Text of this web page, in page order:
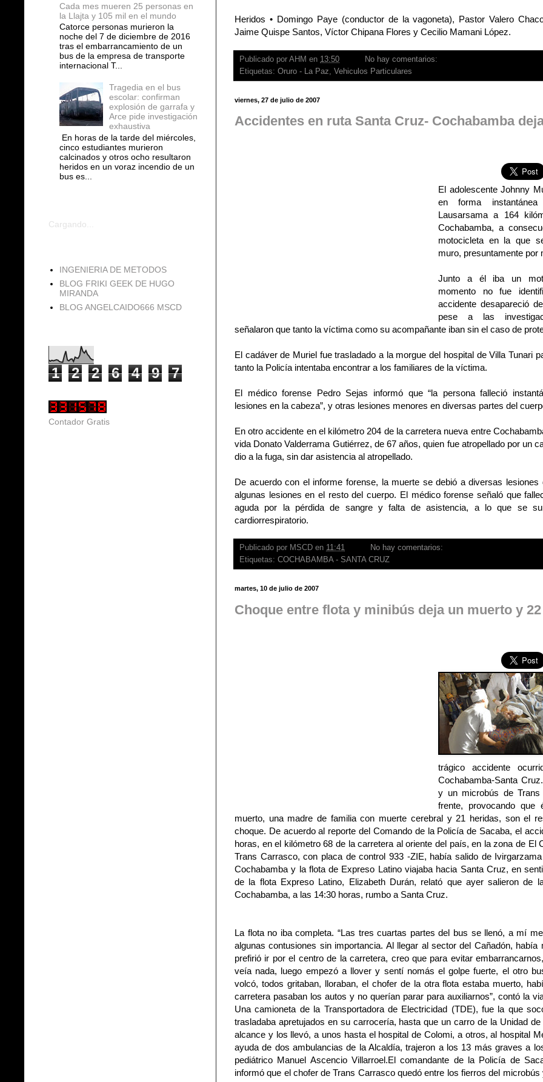
Heridos • Domingo Paye (conductor de la vagoneta), Pastor Valero
Jaime Quispe Santos, Víctor Chipana Flores y Cecilio Mamani López.
Publicado por AHM en 13:50
No hay comentarios:
Etiquetas: Oruro - La Paz, Vehiculos Particulares
viernes, 27 de julio de 2007
Accidentes en ruta Santa Cruz- Cochabamba
El adolescente Johnny
en forma
Lausarsama a 164
Cochabamba, a
motocicleta en la que
muro, presuntamente por
Junto a él iba un
momento no fue
accidente desapareció
pese a las
señalaron que tanto la víctima como su acompañante iban sin el caso de
El cadáver de Muriel fue trasladado a la morgue del hospital de Villa Tunari
tanto la Policía intentaba encontrar a los familiares de la víctima.
El médico forense Pedro Sejas informó que “la persona falleció
lesiones en la cabeza”, y otras lesiones menores en diversas partes del
En otro accidente en el kilómetro 204 de la carretera nueva entre
vida Donato Valderrama Gutiérrez, de 67 años, quien fue atropellado por un
dio a la fuga, sin dar asistencia al atropellado.
De acuerdo con el informe forense, la muerte se debió a diversas
algunas lesiones en el resto del cuerpo. El médico forense señaló que
aguda por la pérdida de sangre y falta de asistencia, a lo que se
cardiorrespiratorio.
Publicado por MSCD en 11:41
No hay comentarios:
Etiquetas: COCHABAMBA - SANTA CRUZ
martes, 10 de julio de 2007
Choque entre flota y minibús deja un muerto y
trágico accidente
Cochabamba-Santa
y un microbús de
frente, provocando que
muerto, una madre de familia con muerte cerebral y 21 heridas, son el
choque. De acuerdo al reporte del Comando de la Policía de Sacaba, el
horas, en el kilómetro 68 de la carretera al oriente del país, en la zona de El
Trans Carrasco, con placa de control 933 -ZIE, había salido de
Cochabamba y la flota de Expreso Latino viajaba hacia Santa Cruz, en
de la flota Expreso Latino, Elizabeth Durán, relató que ayer salieron de
Cochabamba, a las 14:30 horas, rumbo a Santa Cruz.
La flota no iba completa. “Las tres cuartas partes del bus se llenó, a mí
algunas contusiones sin importancia. Al llegar al sector del Cañadón, había
prefirió ir por el centro de la carretera, creo que para evitar
veía nada, luego empezó a llover y sentí nomás el golpe fuerte, el otro
volcó, todos gritaban, lloraban, el chofer de la otra flota estaba muerto,
carretera pasaban los autos y no querían parar para auxiliarnos”, contó la
Una camioneta de la Transportadora de Electricidad (TDE), fue la que
trasladaba apretujados en su carrocería, hasta que un carro de la Unidad
alcance y los llevó, a unos hasta el hospital de Colomi, a otros, al hospital
ayuda de dos ambulancias de la Alcaldía, trajeron a los 13 más graves a
pediátrico Manuel Ascencio Villarroel.El comandante de la Policía de
informó que el chofer de Trans Carrasco quedó entre los fierros del
Cada mes mueren 25 personas en
la Llajta y 105 mil en el mundo
Catorce personas murieron la
noche del 7 de diciembre de 2016
tras el embarrancamiento de un
bus de la empresa de transporte
internacional T...
Tragedia en el bus
escolar: confirman
explosión de garrafa y
Arce pide investigación
exhaustiva
En horas de la tarde del miércoles,
cinco estudiantes murieron
calcinados y otros ocho resultaron
heridos en un voraz incendio de un
bus es...
Cargando...
INGENIERIA DE METODOS
BLOG FRIKI GEEK DE HUGO
MIRANDA
BLOG ANGELCAIDO666 MSCD
1 2 2 6 4 9 7
Contador Gratis